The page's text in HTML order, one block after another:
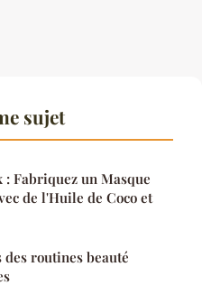
sujet
: Fabriquez un Masque
de l'Huile de Coco et
routines beauté